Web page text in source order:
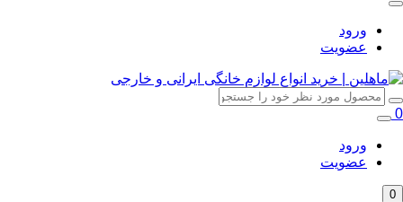
ورود
عضویت
0
ورود
عضویت
0